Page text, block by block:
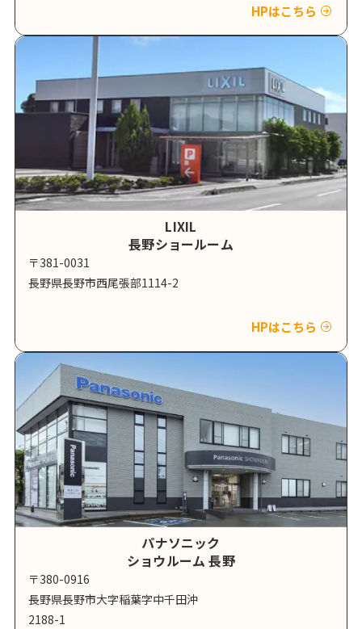
HPはこちら
LIXIL
長野ショールーム
〒381-0031
長野県長野市西尾張部1114-2
HPはこちら
パナソニック
ショウルーム 長野
〒380-0916
長野県長野市大字稲葉字中千田沖
2188-1